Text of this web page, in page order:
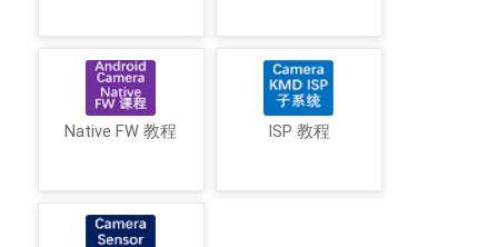
Native FW 教程 ISP 教程